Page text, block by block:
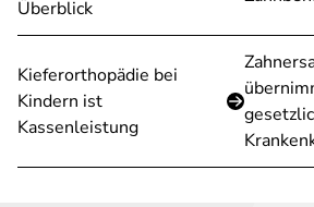
Überblick
Kieferorthopädie bei
Kindern ist
Kassenleistung